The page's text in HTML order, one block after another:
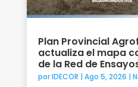
Plan Provincial
actualiza el mapa
de la Red de
porIDECOR | Ago 5, 2026 |